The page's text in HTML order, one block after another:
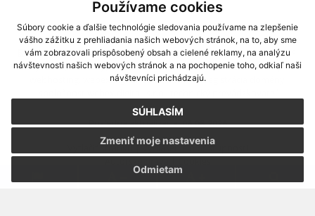
Používame cookies
Súbory cookie a ďalšie technológie sledovania používame na zlepšenie
vášho zážitku z prehliadania našich webových stránok, na to, aby sme
vám zobrazovali prispôsobený obsah a cielené reklamy, na analýzu
návštevnosti našich webových stránok a na pochopenie toho, odkiaľ naši
návštevníci prichádzajú.
SÚHLASÍM
Odmietam
Zmeniť moje nastavenia
využite možnosť získavania aktuálnych informácií s využitím RSS
CMS systém (redakčný) systém ECHELON 2,Mapa stránok,web portál
webex.digital, s.r.o.,domény,registrácia domény
Posledná aktualizácia:06.08.2026
Vytlačiť stránku|Vyhlásenie o prístupnosti